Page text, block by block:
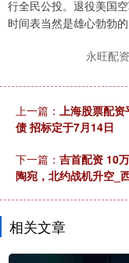
行全民公投。退役美国
时间表当然是雄心勃勃
永旺配
上一篇： 上海股票配
债 招标定于7月14日
下一篇： 吉首配资 10
陶宛，北约战机升空_
相关文章